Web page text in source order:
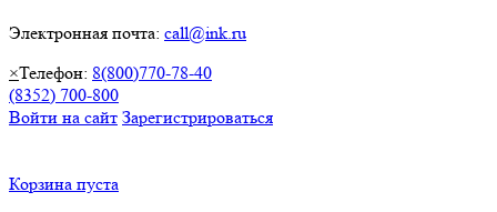
Электронная почта: call@ink.ru
×Телефон: 8(800)770-78-40
(8352) 700-800
Войти на сайт Зарегистрироваться
Корзина пуста